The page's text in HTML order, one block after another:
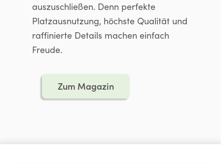
auszuschließen. Denn perfekte
Platzausnutzung, höchste Qualität und
raffinierte Details machen einfach
Freude.
Zum Magazin